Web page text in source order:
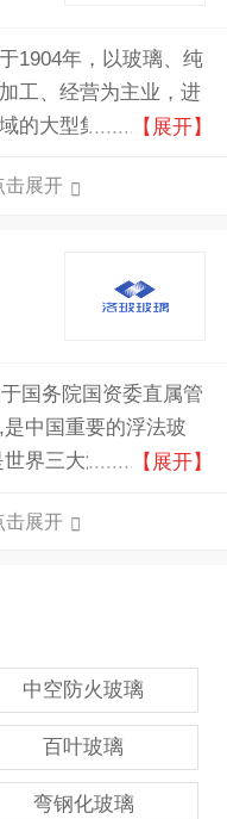
1904年，以玻璃、纯
工、经营为主业，进
的大型集团公司，是
的有机融合，环保和
【展开】
击展开
国务院国资委直属管
中国重要的浮法玻
界三大浮法玻璃工
展,已成为集科研开
【展开】
击展开
中空防火玻璃
百叶玻璃
弯钢化玻璃